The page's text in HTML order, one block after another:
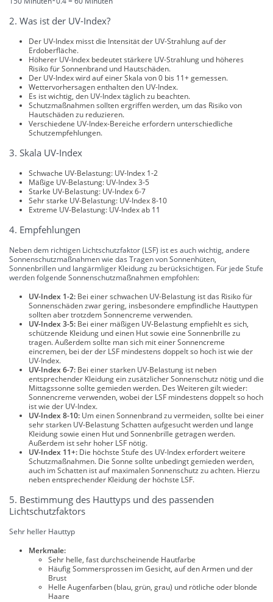
2. Was ist der UV-Index?
Der UV-Index misst die Intensität der UV-Strahlung auf der
Erdoberfläche.
Höherer UV-Index bedeutet stärkere UV-Strahlung und höheres
Risiko für Sonnenbrand und Hautschäden.
Der UV-Index wird auf einer Skala von 0 bis 11+ gemessen.
Wettervorhersagen enthalten den UV-Index.
Es ist wichtig, den UV-Index täglich zu beachten.
Schutzmaßnahmen sollten ergriffen werden, um das Risiko von
Hautschäden zu reduzieren.
Verschiedene UV-Index-Bereiche erfordern unterschiedliche
Schutzempfehlungen.
3. Skala UV-Index
Schwache UV-Belastung: UV-Index 1-2
Mäßige UV-Belastung: UV-Index 3-5
Starke UV-Belastung: UV-Index 6-7
Sehr starke UV-Belastung: UV-Index 8-10
Extreme UV-Belastung: UV-Index ab 11
4. Empfehlungen
Neben dem richtigen Lichtschutzfaktor (LSF) ist es auch wichtig, andere
Sonnenschutzmaßnahmen wie das Tragen von Sonnenhüten,
Sonnenbrillen und langärmliger Kleidung zu berücksichtigen. Für jede Stufe
werden folgende Sonnenschutzmaßnahmen empfohlen:
UV-Index 1-2: Bei einer schwachen UV-Belastung ist das Risiko für
Sonnenschäden zwar gering, insbesondere empfindliche Hauttypen
sollten aber trotzdem Sonnencreme verwenden.
UV-Index 3-5: Bei einer mäßigen UV-Belastung empfiehlt es sich,
schützende Kleidung und einen Hut sowie eine Sonnenbrille zu
tragen. Außerdem sollte man sich mit einer Sonnencreme
eincremen, bei der der LSF mindestens doppelt so hoch ist wie der
UV-Index.
UV-Index 6-7: Bei einer starken UV-Belastung ist neben
entsprechender Kleidung ein zusätzlicher Sonnenschutz nötig und die
Mittagssonne sollte gemieden werden. Des Weiteren gilt wieder:
Sonnencreme verwenden, wobei der LSF mindestens doppelt so hoch
ist wie der UV-Index.
UV-Index 8-10: Um einen Sonnenbrand zu vermeiden, sollte bei einer
sehr starken UV-Belastung Schatten aufgesucht werden und lange
Kleidung sowie einen Hut und Sonnenbrille getragen werden.
Außerdem ist sehr hoher LSF nötig.
UV-Index 11+: Die höchste Stufe des UV-Index erfordert weitere
Schutzmaßnahmen. Die Sonne sollte unbedingt gemieden werden,
auch im Schatten ist auf maximalen Sonnenschutz zu achten. Hierzu
neben entsprechender Kleidung der höchste LSF.
5. Bestimmung des Hauttyps und des passenden
Lichtschutzfaktors
Sehr heller Hauttyp
Merkmale:
Sehr helle, fast durchscheinende Hautfarbe
Häufig Sommersprossen im Gesicht, auf den Armen und der
Brust
Helle Augenfarben (blau, grün, grau) und rötliche oder blonde
Haare